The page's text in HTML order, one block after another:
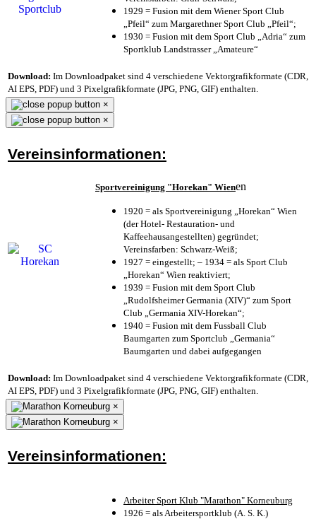
1929 = Fusion mit dem Wiener Sport Club
„Pfeil“ zum Margarethner Sport Club „Pfeil“;
1930 = Fusion mit dem Sport Club „Adria“ zum
Sportklub Landstrasser „Amateure“
Download: Im Downloadpaket sind 4 verschiedene Vektorgrafikformate (CDR,
AI EPS, PDF) und 3 Pixelgrafikformate (JPG, PNG, GIF) enthalten.
×
×
Vereinsinformationen:
Sportvereinigung "Horekan" Wienen
1920 = als Sportvereinigung „Horekan“ Wien
(der Hotel- Restauration- und
Kaffeehausangestellten) gegründet;
Vereinsfarben: Schwarz-Weiß;
1927 = eingestellt; – 1934 = als Sport Club
„Horekan“ Wien reaktiviert;
1939 = Fusion mit dem Sport Club
„Rudolfsheimer Germania (XIV)“ zum Sport
Club „Germania XIV-Horekan“;
1940 = Fusion mit dem Fussball Club
Baumgarten zum Sportclub „Germania“
Baumgarten und dabei aufgegangen
Download: Im Downloadpaket sind 4 verschiedene Vektorgrafikformate (CDR,
AI EPS, PDF) und 3 Pixelgrafikformate (JPG, PNG, GIF) enthalten.
×
×
Vereinsinformationen:
Arbeiter Sport Klub "Marathon" Korneuburg
1926 = als Arbeitersportklub (A. S. K.)